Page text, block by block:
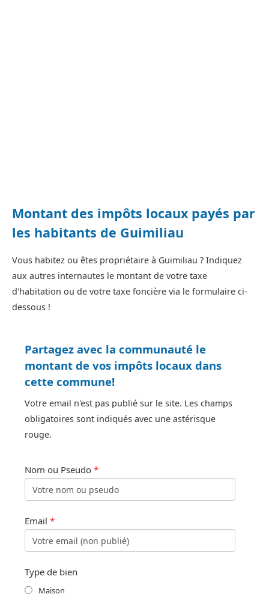
Montant des impôts locaux payés par
les habitants de Guimiliau
Vous habitez ou êtes propriétaire à Guimiliau ? Indiquez
aux autres internautes le montant de votre taxe
d'habitation ou de votre taxe foncière via le formulaire ci-
dessous !
Partagez avec la communauté le
montant de vos impôts locaux dans
cette commune!
Votre email n'est pas publié sur le site. Les champs
obligatoires sont indiqués avec une astérisque
rouge.
Nom ou Pseudo *
Email *
Type de bien
Maison